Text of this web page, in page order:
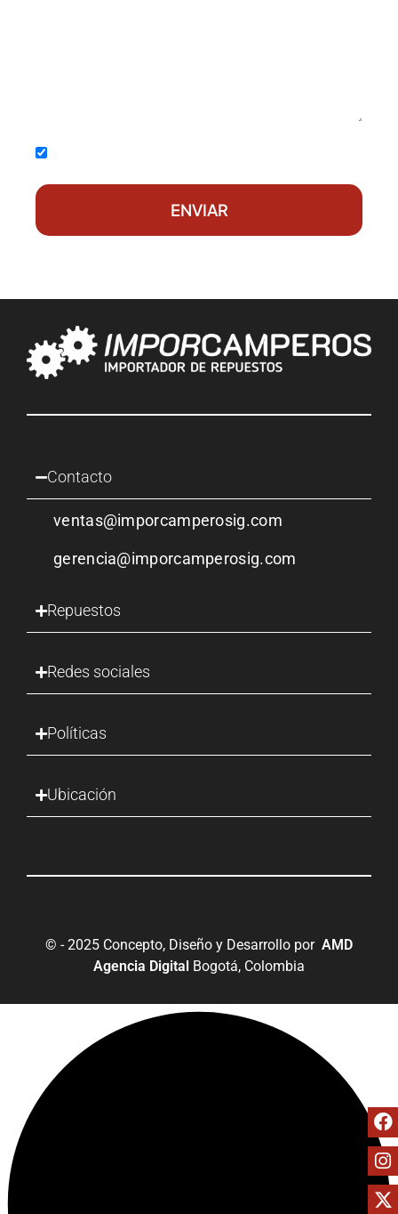
ENVIAR
Contacto
ventas@imporcamperosig.com
gerencia@imporcamperosig.com
Repuestos
Redes sociales
Políticas
Ubicación
© - 2025 Concepto, Diseño y Desarrollo por AMD
Agencia Digital Bogotá, Colombia